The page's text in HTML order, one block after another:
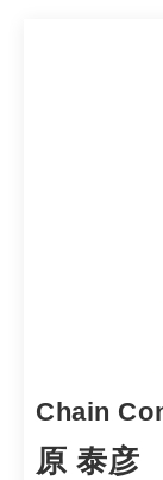
Chain
原 泰彦